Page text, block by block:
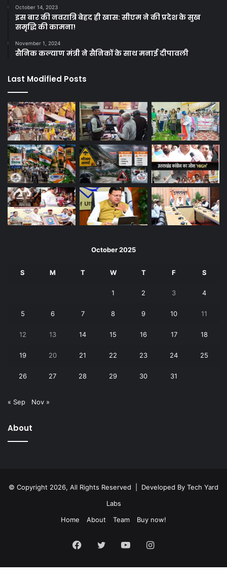
October 14, 2023
इस बार की नवरात्रि बेहद ही खास: सीएम ने की प्रदेश के सुख
समृद्धि की कामना!
November 1, 2024
सैनिक कल्याण मंत्री ने सैनिकों के साथ मनाई दीपावली
Last Modified Posts
October 2025
S M T W T F S
1 2 3 4
5 6 7 8 9 10 11
12 13 14 15 16 17 18
19 20 21 22 23 24 25
26 27 28 29 30 31
« Sep Nov »
About
© Copyright 2026, All Rights Reserved | Developed By Tech Yard
Labs
Home
About Team Buy now!
Facebook
Twitter YouTubeInstagram